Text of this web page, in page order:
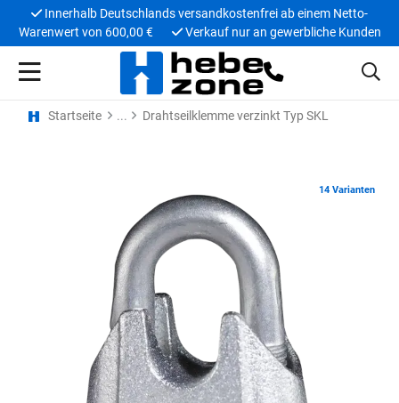
Innerhalb Deutschlands versandkostenfrei ab einem Netto-
Warenwert von 600,00 €
Verkauf nur an gewerbliche Kunden
Startseite Drahtseilklemme verzinkt Typ SKL
14 Varianten